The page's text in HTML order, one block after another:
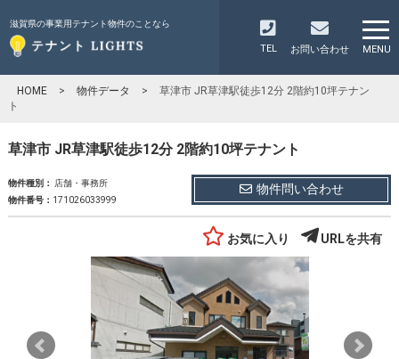
滋賀県の事業用テナント物件のことなら
TEL お問い合わせ MENU
HOME > 物件データ >
草津市 JR草津駅徒歩12分 2階約10坪テナン
ト
草津市 JR草津駅徒歩12分 2階約10坪テナント
物件種別： 店舗・事務所
物件番号： 171026033999
物件問い合わせ
お気に入り URLを共有